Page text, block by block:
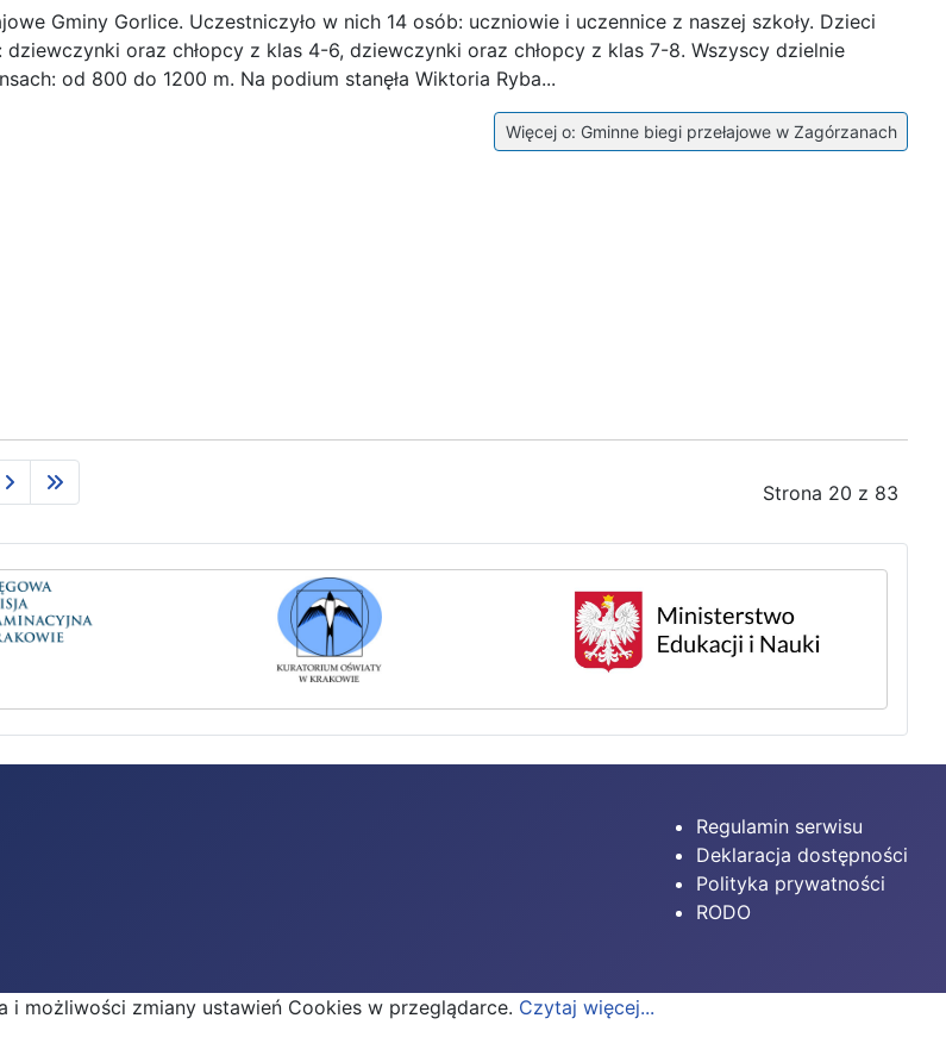
Gminy Gorlice. Uczestniczyło w nich 14 osób: uczniowie i uczennice z naszej szkoły. Dzieci
oraz chłopcy z klas 4-6, dziewczynki oraz chłopcy z klas 7-8. Wszyscy dzielnie
od 800 do 1200 m. Na podium stanęła Wiktoria Ryba...
Więcej o: Gminne biegi przełajowe w Zagórzanach
Strona 20 z 83
Regulamin serwisu
Deklaracja dostępności
Polityka prywatności
RODO
i możliwości zmiany ustawień Cookies w przeglądarce. Czytaj więcej...